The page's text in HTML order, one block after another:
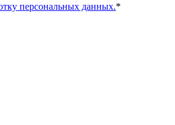
персональных данных.*